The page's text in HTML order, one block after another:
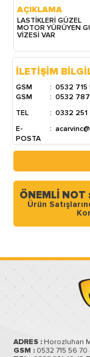
AÇIKLAMA
LASTİKLERİ GÜZEL
MOTOR YÜRÜYEN
VİZESİ VAR
İLETİŞİM
GSM : 0532 715
GSM
: 0532 787
TEL
: 0332
E-
POSTA
:
ÖNEMLİ NOT :
Ürün
ADRES : Horozluhan
GSM : 0532 715 56